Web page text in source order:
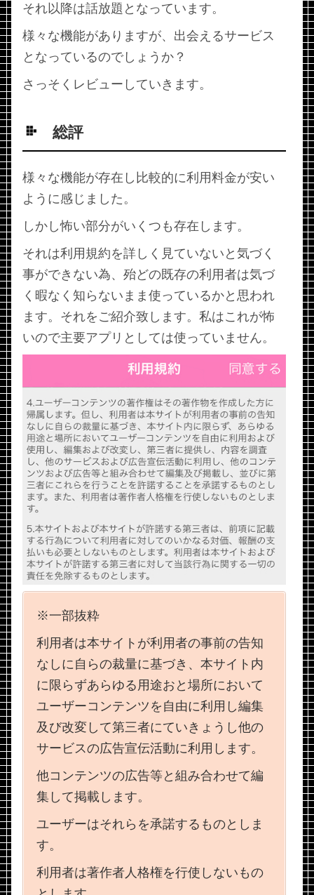
それ以降は話放題となっています。
様々な機能がありますが、出会えるサービス
となっているのでしょうか？
さっそくレビューしていきます。
総評
様々な機能が存在し比較的に利用料金が安い
ように感じました。
しかし怖い部分がいくつも存在します。
それは利用規約を詳しく見ていないと気づく
事ができない為、殆どの既存の利用者は気づ
く暇なく知らないまま使っているかと思われ
ます。それをご紹介致します。私はこれが怖
いので主要アプリとしては使っていません。
※一部抜粋
利用者は本サイトが利用者の事前の告知
なしに自らの裁量に基づき、本サイト内
に限らずあらゆる用途おと場所において
ユーザーコンテンツを自由に利用し編集
及び改変して第三者にていきょうし他の
サービスの広告宣伝活動に利用します。
他コンテンツの広告等と組み合わせて編
集して掲載します。
ユーザーはそれらを承諾するものとしま
す。
利用者は著作者人格権を行使しないもの